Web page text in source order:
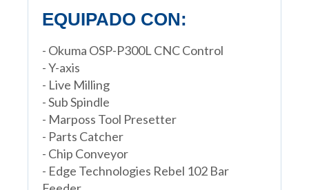
EQUIPADO CON:
- Okuma OSP-P300L CNC Control
- Y-axis
- Live Milling
- Sub Spindle
- Marposs Tool Presetter
- Parts Catcher
- Chip Conveyor
- Edge Technologies Rebel 102 Bar